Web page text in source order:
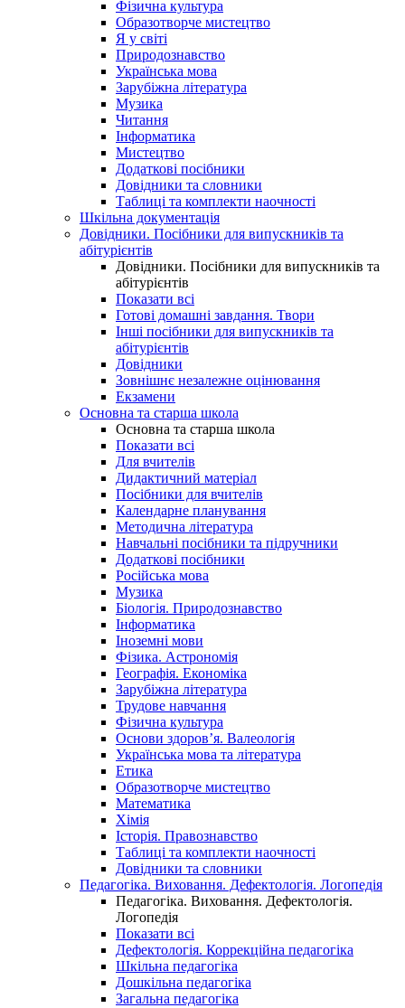
Фізична культура
Образотворче мистецтво
Я у світі
Природознавство
Українська мова
Зарубіжна література
Музика
Читання
Інформатика
Мистецтво
Додаткові посібники
Довідники та словники
Таблиці та комплекти наочності
Шкільна документація
Довідники. Посібники для випускників та
абітурієнтів
Довідники. Посібники для випускників та
абітурієнтів
Показати всі
Готові домашні завдання. Твори
Інші посібники для випускників та
абітурієнтів
Довідники
Зовнішнє незалежне оцінювання
Екзамени
Основна та старша школа
Основна та старша школа
Показати всі
Для вчителів
Дидактичний матеріал
Посібники для вчителів
Календарне планування
Методична література
Навчальні посібники та підручники
Додаткові посібники
Російська мова
Музика
Біологія. Природознавство
Інформатика
Іноземні мови
Фізика. Астрономія
Географія. Економіка
Зарубіжна література
Трудове навчання
Фізична культура
Основи здоров’я. Валеологія
Українська мова та література
Етика
Образотворче мистецтво
Математика
Хімія
Історія. Правознавство
Таблиці та комплекти наочності
Довідники та словники
Педагогіка. Виховання. Дефектологія. Логопедія
Педагогіка. Виховання. Дефектологія.
Логопедія
Показати всі
Дефектологія. Коррекційна педагогіка
Шкільна педагогіка
Дошкільна педагогіка
Загальна педагогіка